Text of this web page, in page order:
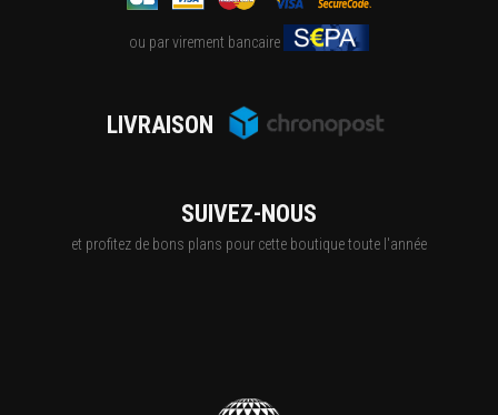
ou par virement bancaire
LIVRAISON
SUIVEZ-NOUS
et profitez de bons plans pour cette boutique toute l'année